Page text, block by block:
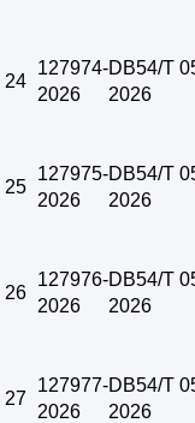
24
127974-
2026
DB54/T
2026
25
127975-
2026
DB54/T
2026
26
127976-
2026
DB54/T
2026
27
127977-
2026
DB54/T
2026